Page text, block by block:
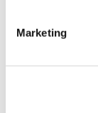
Marketing